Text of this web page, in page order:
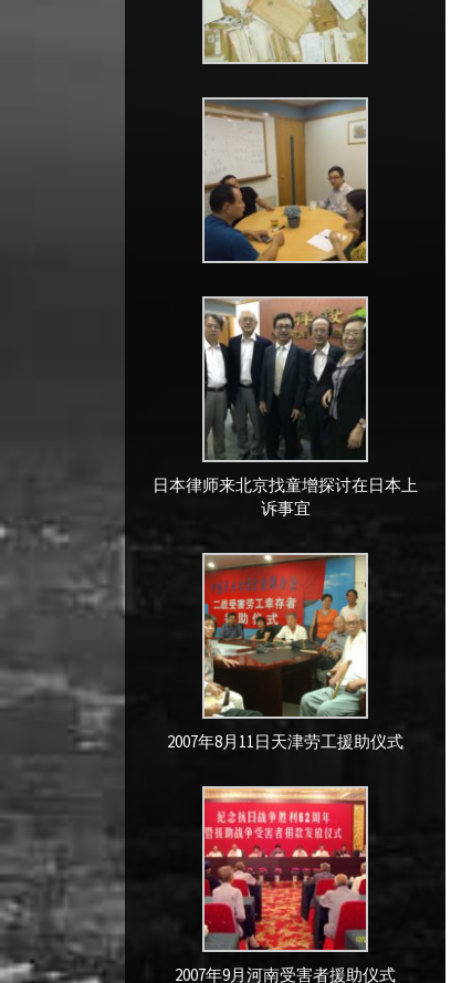
日本律师来北京找童增探讨在日本上
诉事宜
2007年8月11日天津劳工援助仪式
2007年9月河南受害者援助仪式